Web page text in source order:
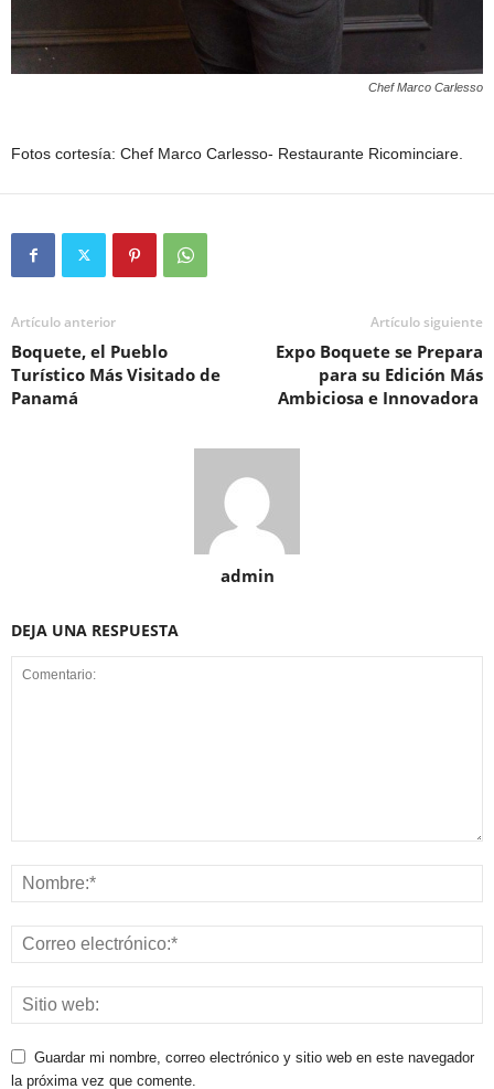
Chef Marco Carlesso
Fotos cortesía: Chef Marco Carlesso- Restaurante Ricominciare.
Artículo anterior
Boquete, el Pueblo
Turístico Más Visitado de
Panamá
Artículo siguiente
Expo Boquete se Prepara
para su Edición Más
Ambiciosa e Innovadora
admin
DEJA UNA RESPUESTA
Guardar mi nombre, correo electrónico y sitio web en este navegador
la próxima vez que comente.